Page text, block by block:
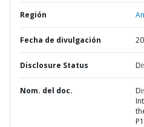
Región
Fecha de divulgación
Disclosure Status
Nom. del doc.